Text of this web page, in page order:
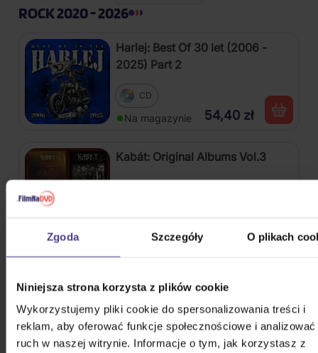
Zgoda Szczegóły O plikach
Niniejsza strona korzysta z plików cookie
Wykorzystujemy pliki cookie do spersonalizowania treści i
reklam, aby oferować funkcje społecznościowe i analizować
ruch w naszej witrynie. Informacje o tym, jak korzystasz z
ROCK 2020 - 2026
Harlej: Best Of 30 let (2006 -
2025) Part 2
CD
Na magazynie 54,40 zł
Kabát: Original Albums Vol.3
roky
CD
Na magazynie 72,50 zł